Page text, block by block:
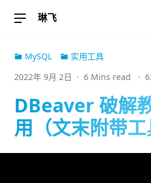
琳飞
MySQL
实用工具
2022年 9月 2日 · 6 Mins read ·
DBeaver 破解
用（文末附带工